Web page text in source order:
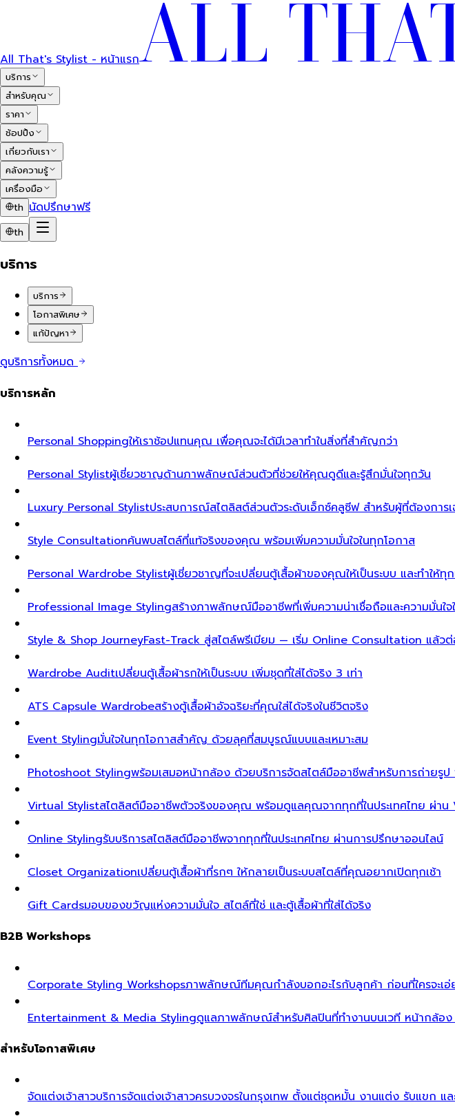
All That's Stylist - หน้าแรก
บริการ
สำหรับคุณ
ราคา
ช้อปปิ้ง
เกี่ยวกับเรา
คลังความรู้
เครื่องมือ
th นัดปรึกษาฟรี
th
บริการ
บริการ
โอกาสพิเศษ
แก้ปัญหา
ดูบริการทั้งหมด
บริการหลัก
Personal Shoppingให้เราช้อปแทนคุณ เพื่อคุณจะได้มีเวลาทำในสิ่งที่สำคัญกว่า
Personal Stylistผู้เชี่ยวชาญด้านภาพลักษณ์ส่วนตัวที่ช่วยให้คุณดูดีและรู้สึกมั่นใจทุกวัน
Luxury Personal Stylistประสบการณ์สไตลิสต์ส่วนตัวระดับเอ็กซ์คลูซีฟ สำหรับผู้ที่ต้องการ
Style Consultationค้นพบสไตล์ที่แท้จริงของคุณ พร้อมเพิ่มความมั่นใจในทุกโอกาส
Personal Wardrobe Stylistผู้เชี่ยวชาญที่จะเปลี่ยนตู้เสื้อผ้าของคุณให้เป็นระบบ และทำให้ทุก
Professional Image Stylingสร้างภาพลักษณ์มืออาชีพที่เพิ่มความน่าเชื่อถือและความมั่นใจ
Style & Shop JourneyFast-Track สู่สไตล์พรีเมียม — เริ่ม Online Consultation แล้
Wardrobe Auditเปลี่ยนตู้เสื้อผ้ารกให้เป็นระบบ เพิ่มชุดที่ใส่ได้จริง 3 เท่า
ATS Capsule Wardrobeสร้างตู้เสื้อผ้าอัจฉริยะที่คุณใส่ได้จริงในชีวิตจริง
Event Stylingมั่นใจในทุกโอกาสสำคัญ ด้วยลุคที่สมบูรณ์แบบและเหมาะสม
Photoshoot Stylingพร้อมเสมอหน้ากล้อง ด้วยบริการจัดสไตล์มืออาชีพสำหรับการถ่ายรู
Virtual Stylistสไตลิสต์มืออาชีพตัวจริงของคุณ พร้อมดูแลคุณจากทุกที่ในประเทศไทย ผ่า
Online Stylingรับบริการสไตลิสต์มืออาชีพจากทุกที่ในประเทศไทย ผ่านการปรึกษาออนไลน์
Closet Organizationเปลี่ยนตู้เสื้อผ้าที่รกๆ ให้กลายเป็นระบบสไตล์ที่คุณอยากเปิดทุกเช้า
Gift Cardsมอบของขวัญแห่งความมั่นใจ สไตล์ที่ใช่ และตู้เสื้อผ้าที่ใส่ได้จริง
B2B Workshops
Corporate Styling Workshopsภาพลักษณ์ทีมคุณกำลังบอกอะไรกับลูกค้า ก่อนที่ใครจะเอ่
Entertainment & Media Stylingดูแลภาพลักษณ์สำหรับศิลปินที่ทำงานบนเวที หน้ากล้อง
สำหรับโอกาสพิเศษ
จัดแต่งเจ้าสาวบริการจัดแต่งเจ้าสาวครบวงจรในกรุงเทพ ตั้งแต่ชุดหมั้น งานแต่ง รับแขก แ